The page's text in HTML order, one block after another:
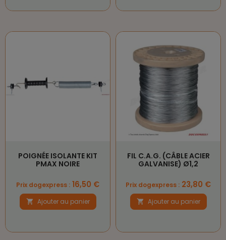
POIGNÉE ISOLANTE KIT
PMAX NOIRE
Prix
Prix dogexpress : 16,50 €
 Ajouter au panier
FIL C.A.G. (CÂBLE ACIER
GALVANISE) Ø1,2
Prix
Prix dogexpress : 23,80 €
 Ajouter au panier